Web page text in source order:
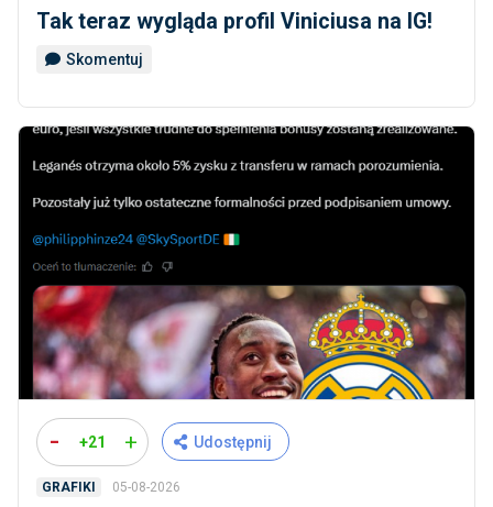
Tak teraz wygląda profil Viniciusa na IG!
Skomentuj
- +21 + Udostępnij
GRAFIKI 05-08-2026